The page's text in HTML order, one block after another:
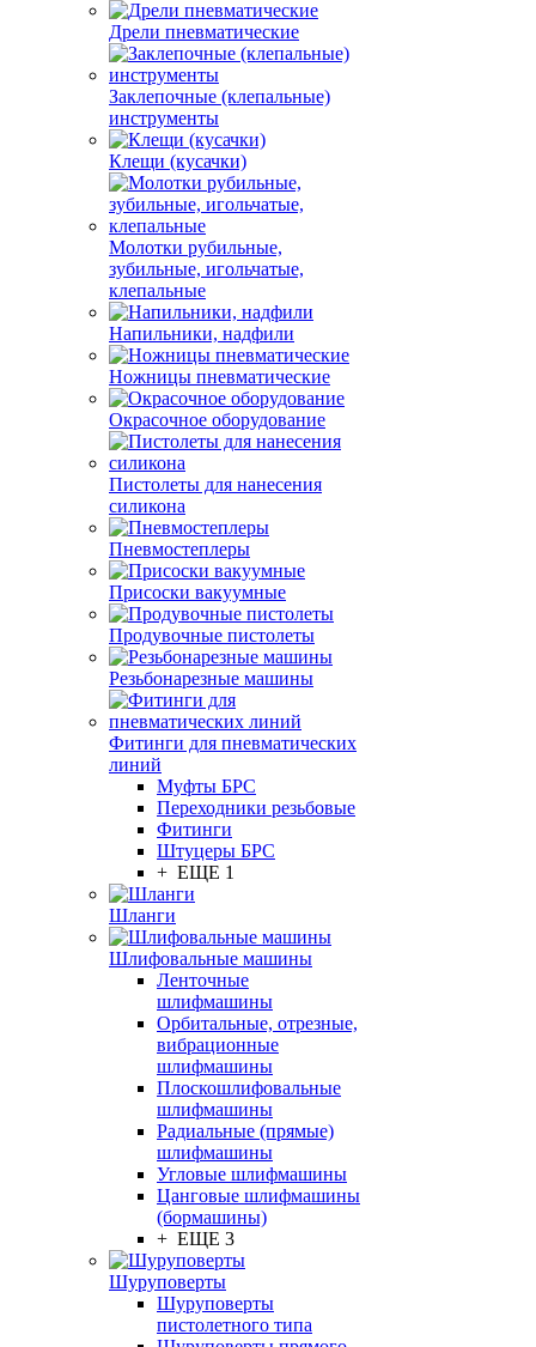
Дрели пневматические
Заклепочные (клепальные)
инструменты
Клещи (кусачки)
Молотки рубильные,
зубильные, игольчатые,
клепальные
Напильники, надфили
Ножницы пневматические
Окрасочное оборудование
Пистолеты для нанесения
силикона
Пневмостеплеры
Присоски вакуумные
Продувочные пистолеты
Резьбонарезные машины
Фитинги для пневматических
линий
Муфты БРС
Переходники резьбовые
Фитинги
Штуцеры БРС
+ ЕЩЕ 1
Шланги
Шлифовальные машины
Ленточные
шлифмашины
Орбитальные, отрезные,
вибрационные
шлифмашины
Плоскошлифовальные
шлифмашины
Радиальные (прямые)
шлифмашины
Угловые шлифмашины
Цанговые шлифмашины
(бормашины)
+ ЕЩЕ 3
Шуруповерты
Шуруповерты
пистолетного типа